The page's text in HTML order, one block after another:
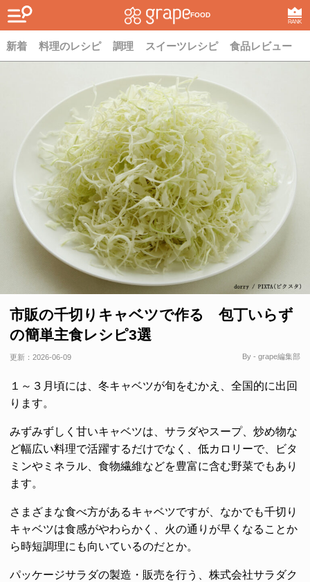
FOOD
RANK
新着 料理のレシピ 調理 スイーツレシピ 食品レビュー
市販の千切りキャベツで作る 包丁いらず
の簡単主食レシピ3選
更新： 2026-06-09 By - grape編集部
１～３月頃には、冬キャベツが旬をむかえ、全国的に出回
ります。
みずみずしく甘いキャベツは、サラダやスープ、炒め物な
ど幅広い料理で活躍するだけでなく、低カロリーで、ビタ
ミンやミネラル、食物繊維などを豊富に含む野菜でもあり
ます。
さまざまな食べ方があるキャベツですが、なかでも千切り
キャベツは食感がやわらかく、火の通りが早くなることか
ら時短調理にも向いているのだとか。
パッケージサラダの製造・販売を行う、株式会社サラダク